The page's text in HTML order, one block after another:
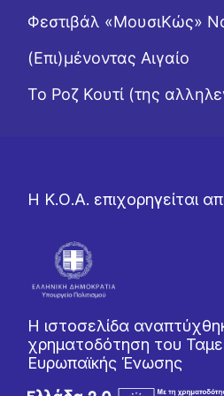
Φεστιβάλ «ΜουσιΚώς»
(Επι)μένοντας Αιγαίο
Το Ροζ Κουτί (της
Η Κ.Ο.Α. επιχορηγείται
Η ιστοσελίδα
χρηματοδότηση του
Ευρωπαϊκής Ένωσης